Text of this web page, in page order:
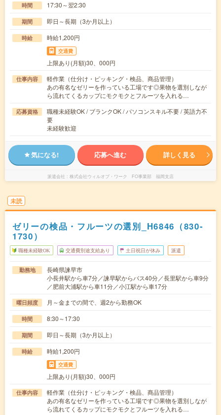
時間 17:30～翌2:30
期間 即日～長期（3か月以上）
時給 時給1,200円
交通費
上限あり(月額)30、000円
仕事内容
軽作業（仕分け・ピッキング・検品、商品管理）
あの有名なゼリーを作っている工場です◎果物を選別しなが
ら流れてくるカップにモクモクとフルーツを入れる…
応募資格
職種未経験OK / ブランクOK / パソコンスキル不要 / 英語力不
要
未経験歓迎
気になる! 応募へ進む 詳しく見る
派遣会社 株式会社ウィルオブ・ワーク FO事業部 福岡支店
未読
ゼリーの検品・フルーツの選別_H6846（830-
1730）
職種未経験OK 交通費別途支給あり 土日祝日が休み 派遣
勤務地
長崎県諫早市
小長井駅から車7分／諫早駅からバス40分／長里駅から車9分
／肥前大浦駅から車11分／小江駅から車17分
曜日頻度 月～金までの間で、週2から勤務OK
時間 8:30～17:30
期間 即日～長期（3か月以上）
時給 時給1,200円
交通費
上限あり(月額)30、000円
仕事内容
軽作業（仕分け・ピッキング・検品、商品管理）
あの有名なゼリーを作っている工場です◎果物を選別しなが
ら流れてくるカップにモクモクとフルーツを入れる…